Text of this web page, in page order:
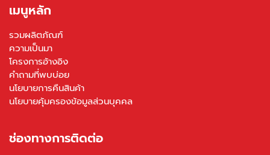
เมนูหลัก
รวมผลิตภัณฑ์
ความเป็นมา
โครงการอ้างอิง
คำถามที่พบบ่อย
นโยบายการคืนสินค้า
นโยบายคุ้มครองข้อมูลส่วนบุคคล
ช่องทางการติดต่อ